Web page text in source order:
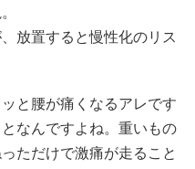
放置すると慢性化のリス
と腰が痛くなるアレです
なんですよね。重いもの
ただけで激痛が走ること